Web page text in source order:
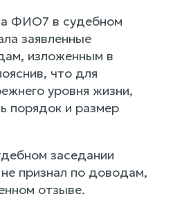
ФИО7 в судебном
заявленные
изложенным в
что для
уровня жизни,
порядок и размер
заседании
признал по доводам,
отзыве.